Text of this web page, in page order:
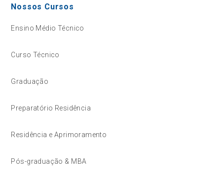
Nossos Cursos
Ensino Médio Técnico
Curso Técnico
Graduação
Preparatório Residência
Residência e Aprimoramento
Pós-graduação & MBA